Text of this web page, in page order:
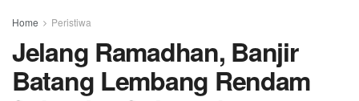
Home Peristiwa
Jelang Ramadhan, Banjir
Batang Lembang Rendam